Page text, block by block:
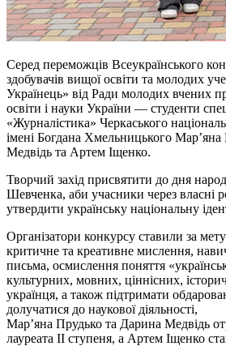
Серед переможців Всеукраїнського
здобувачів вищої освіти та молодих
Українець» від Ради молодих вчених
освіти і науки України — студенти
«Журналістика» Черкаського
імені Богдана Хмельницького Мар’яна
Медвідь та Артем Іщенко.
Творчий захід присвятити до дня
Шевченка, аби учасники через власні
утвердити українську національну
Організатори конкурсу ставили за
критичне та креативне мислення,
письма, осмислення поняття
культурних, мовних, ціннісних,
українця, а також підтримати
долучатися до наукової діяльності,
Мар’яна Прудько та Дарина Медвідь
лауреата II ступеня, а Артем Іщенко